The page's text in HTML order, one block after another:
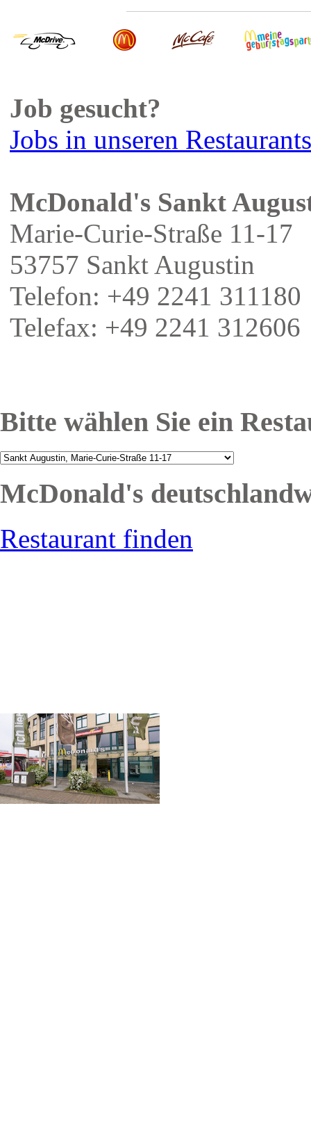
Job gesucht?
Jobs in unseren Restaurants
McDonald's Sankt
Marie-Curie-Straße 11-17
53757 Sankt Augustin
Telefon: +49 2241 311180
Telefax: +49 2241 312606
Bitte wählen Sie ein
McDonald's
Restaurant finden